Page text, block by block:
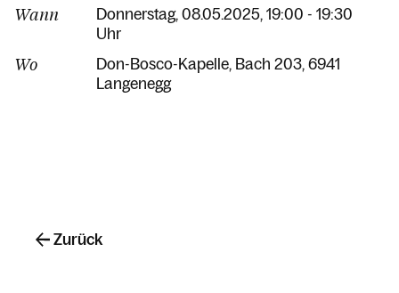
Wann
Donnerstag, 08.05.2025, 19:00 - 19:30
Uhr
Wo Don-Bosco-Kapelle Bach 203 6941
Langenegg
Zurück